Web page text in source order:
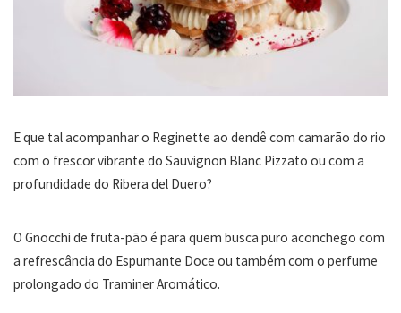
E que tal acompanhar o Reginette ao dendê com camarão do rio
com o frescor vibrante do Sauvignon Blanc Pizzato ou com a
profundidade do Ribera del Duero?
O Gnocchi de fruta-pão é para quem busca puro aconchego com
a refrescância do Espumante Doce ou também com o perfume
prolongado do Traminer Aromático.